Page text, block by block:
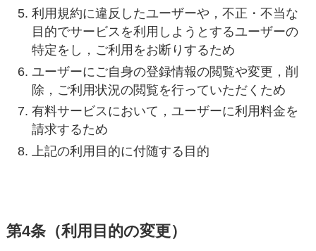
利用規約に違反したユーザーや，不正・不当な
目的でサービスを利用しようとするユーザーの
特定をし，ご利用をお断りするため
ユーザーにご自身の登録情報の閲覧や変更，削
除，ご利用状況の閲覧を行っていただくため
有料サービスにおいて，ユーザーに利用料金を
請求するため
上記の利用目的に付随する目的
第4条（利用目的の変更）